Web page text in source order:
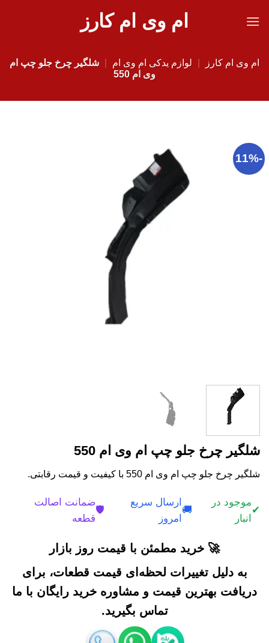
ام وی ام کارز
ام وی ام کارز لوازم یدکی ام وی ام
شلگیر چرخ جلو چپ ام
وی ام 550
-11%
شلگیر چرخ جلو چپ ام وی ام 550
شلگیر چرخ جلو چپ ام وی ام 550 با کیفیت و قیمت رقابتی.
✔
موجود در
انبار
🚚
ارسال سریع
امروز
🛡️
ضمانت اصالت
قطعه
🚀 خرید مطمئن با قیمت روز بازار
به دلیل تغییرات لحظه‌ای قیمت قطعات، برای
دریافت بهترین قیمت و مشاوره خرید رایگان با ما
تماس بگیرید.